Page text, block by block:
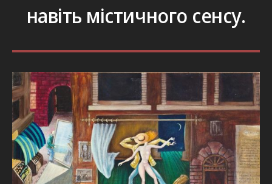
навіть містичного сенсу.